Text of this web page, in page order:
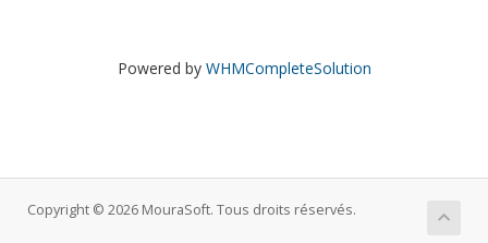
Powered by WHMCompleteSolution
Copyright © 2026 MouraSoft. Tous droits réservés.